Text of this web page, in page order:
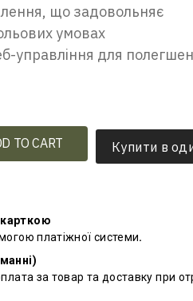
що задовольняє
умовах
управління для
TO CART Купити в
платіжної системи.
за товар та доставку при